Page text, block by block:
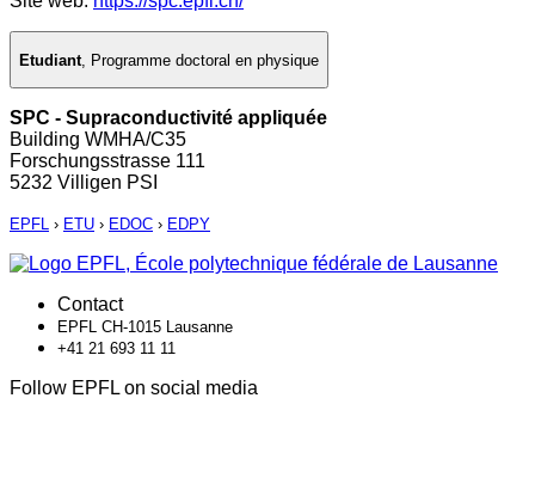
Etudiant Programme doctoral en physique
SPC - Supraconductivité appliquée
Building WMHA/C35
Forschungsstrasse 111
5232 Villigen PSI
EPFL › ETU › EDOC › EDPY
Contact
EPFL CH-1015 Lausanne
+41 21 693 11 11
Follow EPFL on social media